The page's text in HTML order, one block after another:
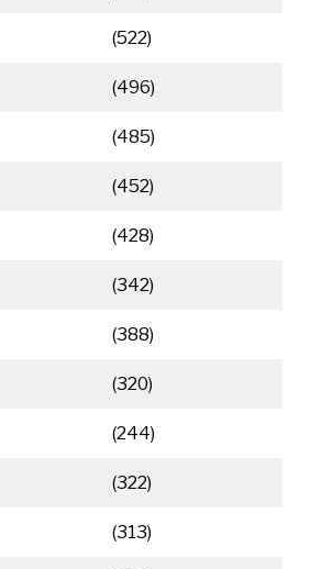
(522)
(496)
(485)
(452)
(428)
(342)
(388)
(320)
(244)
(322)
(313)